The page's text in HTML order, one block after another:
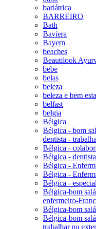
bariátrica
BARREIRO
Bath
Baviera
Bayern
beaches
Beautilook
bebe
belas
beleza
beleza e bem
belfast
belgia
Bélgica
Bélgica - bom
dentista -
Bélgica -
Bélgica -
Bélgica -
Bélgica -
Bélgica -
Bélgica-bom
enfermeiro-
Bélgica-bom
Bélgica-bom
trabalhar no